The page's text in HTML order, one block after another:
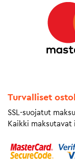
Turvalliset
SSL-suojatut
Kaikki maksutavat